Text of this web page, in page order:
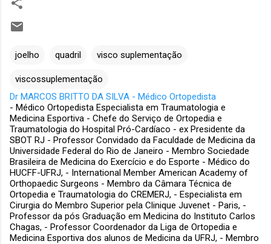
joelho quadril visco suplementação
viscossuplementação
Dr MARCOS BRITTO DA SILVA - Médico Ortopedista
- Médico Ortopedista Especialista em Traumatologia e
Medicina Esportiva - Chefe do Serviço de Ortopedia e
Traumatologia do Hospital Pró-Cardíaco - ex Presidente da
SBOT RJ - Professor Convidado da Faculdade de Medicina da
Universidade Federal do Rio de Janeiro - Membro Sociedade
Brasileira de Medicina do Exercício e do Esporte - Médico do
HUCFF-UFRJ, - International Member American Academy of
Orthopaedic Surgeons - Membro da Câmara Técnica de
Ortopedia e Traumatologia do CREMERJ, - Especialista em
Cirurgia do Membro Superior pela Clinique Juvenet - Paris, -
Professor da pós Graduação em Medicina do Instituto Carlos
Chagas, - Professor Coordenador da Liga de Ortopedia e
Medicina Esportiva dos alunos de Medicina da UFRJ, - Membro